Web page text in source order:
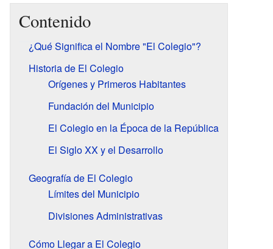
Contenido
¿Qué Significa el Nombre "El Colegio"?
Historia de El Colegio
Orígenes y Primeros Habitantes
Fundación del Municipio
El Colegio en la Época de la República
El Siglo XX y el Desarrollo
Geografía de El Colegio
Límites del Municipio
Divisiones Administrativas
Cómo Llegar a El Colegio